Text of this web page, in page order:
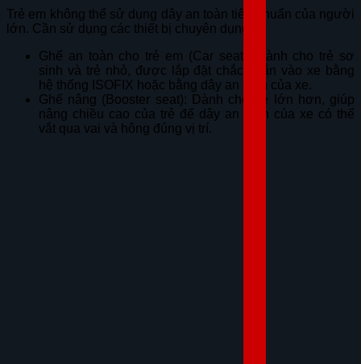
Trẻ em không thể sử dụng dây an toàn tiêu chuẩn của người
lớn. Cần sử dụng các thiết bị chuyên dụng:
Ghế an toàn cho trẻ em (Car seat): Dành cho trẻ sơ
sinh và trẻ nhỏ, được lắp đặt chắc chắn vào xe bằng
hệ thống ISOFIX hoặc bằng dây an toàn của xe.
Ghế nâng (Booster seat): Dành cho trẻ lớn hơn, giúp
nâng chiều cao của trẻ để dây an toàn của xe có thể
vắt qua vai và hông đúng vị trí.